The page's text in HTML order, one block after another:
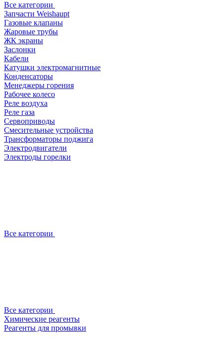
Все категории
Запчасти Weishaupt
Газовые клапаны
Жаровые трубы
ЖК экраны
Заслонки
Кабели
Катушки электромагнитные
Конденсаторы
Менеджеры горения
Рабочее колесо
Реле воздухa
Реле газа
Сервоприводы
Смесительные устройства
Трансформаторы поджига
Электродвигатели
Электроды горелки
Все категории
Все категории
Химические реагенты
Реагенты для промывки